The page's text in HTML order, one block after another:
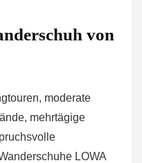
von
moderate
mehrtägige
LOWA